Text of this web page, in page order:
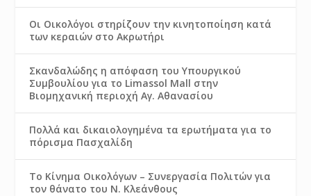
Οι Οικολόγοι στηρίζουν την κινητοποίηση κατά
των κεραιών στο Ακρωτήρι
Σκανδαλώδης η απόφαση του Υπουργικού
Συμβουλίου για το Limassol Mall στην
Βιομηχανική περιοχή Αγ. Αθανασίου
Πολλά και δικαιολογημένα τα ερωτήματα για το
πόρισμα Πασχαλίδη
Το Κίνημα Οικολόγων – Συνεργασία Πολιτών για
τον θάνατο του Ν. Κλεάνθους